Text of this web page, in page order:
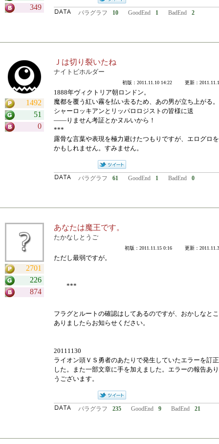
349
パラグラフ 10 GoodEnd 1 BadEnd 2
1492
51
0
Ｊは切り裂いたね
ナイトビホルダー
初版：2011.11.10 14:22 更新：
1888年ヴィクトリア朝ロンドン。
魔都を覆う紅い霧を払い去るため、あの男が立ち上がる。
シャーロッキアンとリッパロロジストの皆様に送
――りません考証とかヌルいから！
***
露骨な言葉や表現を極力避けたつもりですが、エログロ
かもしれません。すみません。
パラグラフ 61 GoodEnd 1 BadEnd 0
2701
226
874
あなたは魔王です。
たかなしとうご
初版：2011.11.15 0:16 更新：
ただし最弱ですが。
***
フラグとルートの確認はしてあるのですが、おかしなと
ありましたらお知らせください。
20111130
ライオン頭ＶＳ勇者のあたりで発生していたエラーを訂
した。また一部文章に手を加えました。エラーの報告あ
うございます。
パラグラフ 235 GoodEnd 9 BadEnd 21